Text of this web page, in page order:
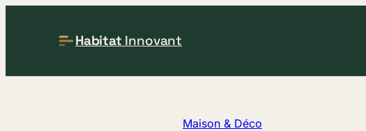
Habitat Innovant
Maison & Déco